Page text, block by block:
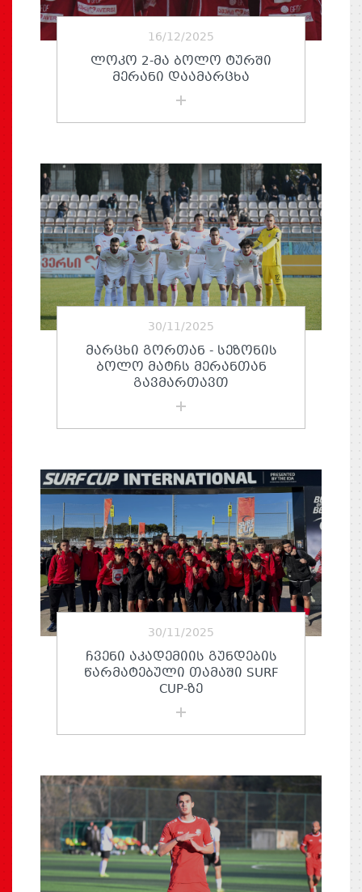
16/12/2025
ᲚᲝᲙᲝ 2-ᲛᲐ ᲑᲝᲚᲝ ᲢᲣᲠᲨᲘ
ᲛᲔᲠᲐᲜᲘ ᲓᲐᲐᲛᲐᲠᲪᲮᲐ
30/11/2025
ᲛᲐᲠᲪᲮᲘ ᲒᲝᲠᲗᲐᲜ - ᲡᲔᲖᲝᲜᲘᲡ
ᲑᲝᲚᲝ ᲛᲐᲢᲩᲡ ᲛᲔᲠᲐᲜᲗᲐᲜ
ᲒᲐᲕᲛᲐᲠᲗᲐᲕᲗ
30/11/2025
ᲩᲕᲔᲜᲘ ᲐᲙᲐᲓᲔᲛᲘᲘᲡ ᲒᲣᲜᲓᲔᲑᲘᲡ
ᲬᲐᲠᲛᲐᲢᲔᲑᲣᲚᲘ ᲗᲐᲛᲐᲨᲘ SURF
CUP-ᲖᲔ